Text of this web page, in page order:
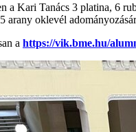
a Kari Tanács 3 platina, 6
arany oklevél
a https://vik.bme.hu/